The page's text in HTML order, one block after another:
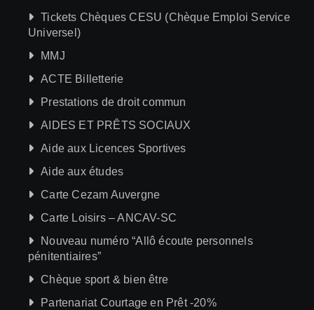
Tickets Chèques CESU (Chèque Emploi Service
Universel)
MMJ
ACTE Billetterie
Prestations de droit commun
AIDES ET PRÊTS SOCIAUX
Aide aux Licences Sportives
Aide aux études
Carte Cezam Auvergne
Carte Loisirs – ANCAV-SC
Nouveau numéro “Allô écoute personnels
pénitentiaires”
Chèque sport & bien être
Partenariat Courtage en Prêt -20%